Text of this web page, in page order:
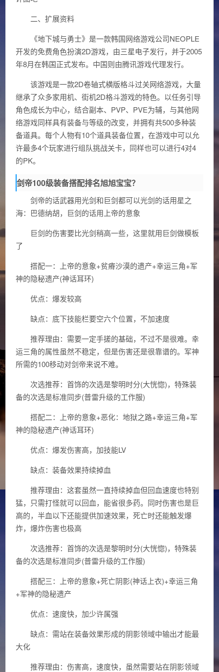
二、扩展资料
《地下城与勇士》是一款韩国网络游戏公司NEOPLE
开发的免费角色扮演2D游戏，由三星电子发行，并于2005
年8月在韩国正式发布。中国则由腾讯游戏代理发行。
该游戏是一款2D卷轴式横版格斗过关网络游戏，大量
继承了众多家用机、街机2D格斗游戏的特色。以任务引导
角色成长为中心，结合副本、PVP、PVE为辅，与其他网
络游戏同样具有装备与等级的改变，并拥有共500多种装
备道具。每个人物有10个道具装备位置，在游戏中可以允
许最多4个玩家进行组队挑战关卡，同样也可以进行4对4
的PK。
剑帝100级装备搭配排名旭旭宝宝？
剑帝的话武器用光剑和巨剑都可以光剑的话用星之
海：巴德纳胡，巨剑的话用上帝的意象
巨剑的伤害要比光剑稍高一些，这里就用巨剑做模板
了
搭配一：上帝的意象+贫瘠沙漠的遗产+幸运三角+军
神的隐秘遗产(神话耳环)
优点：爆发较高
缺点：底下技能栏要空六个位置，不加速度
推荐理由：需要一定手搓的基础，不过不是很难。幸
运三角的属性虽然不稳定，但是伤害还是很靠谱的。军神
所需的100移动对剑帝来说不难。
次选推荐：首饰的次选是黎明时分(大恍惚)，特殊装
备的次选是标准同步(普雷升级的工作服)
搭配二：上帝的意象+恶化：地狱之路+幸运三角+军
神的隐秘遗产(神话耳环)
优点：爆发伤害高，加技能LV
缺点：装备效果持续掉血
推荐理由：这套虽然一直持续掉血但回血速度也特别
猛，只需打怪就可以回血，能省很多药。同时伤害也是巨
高的，半血以下还能提供加速效果，死亡时还能触发爆
炸，爆炸伤害也极高
次选推荐：首饰的次选是黎明时分(大恍惚)，特殊装
备的次选是标准同步(普雷升级的工作服)
搭配三：上帝的意象+死亡阴影(神话上衣)+幸运三角
+军神的隐秘遗产
优点：速度快，加少许属强
缺点：需站在装备效果形成的阴影领域中输出才能最
大化
推荐理由：伤害高，速度快，虽然需要站在阴影领域